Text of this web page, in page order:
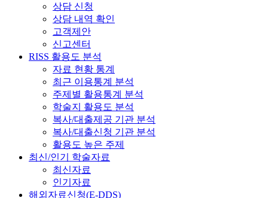
상담 신청
상담 내역 확인
고객제안
신고센터
RISS 활용도 분석
자료 현황 통계
최근 이용통계 분석
주제별 활용통계 분석
학술지 활용도 분석
복사/대출제공 기관 분석
복사/대출신청 기관 분석
활용도 높은 주제
최신/인기 학술자료
최신자료
인기자료
해외자료신청(E-DDS)